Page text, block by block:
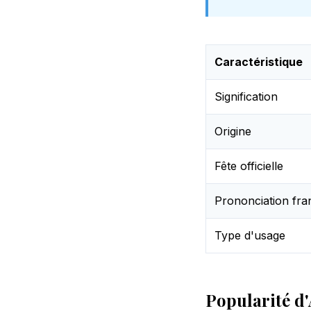
Caractéristique
Signification
Origine
Fête officielle
Prononciation
Type d'usage
Popularité